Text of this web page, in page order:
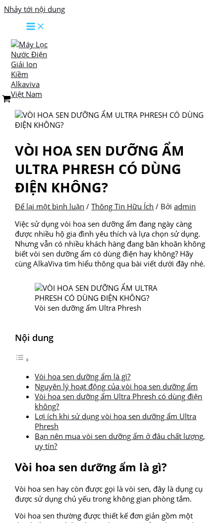
Nhảy tới nội dung
VÒI HOA SEN DƯỠNG ẨM
ULTRA PHRESH CÓ DÙNG
ĐIỆN KHÔNG?
Để lại một bình luận /Thông Tin Hữu Ích / Bởiadmin
Việc sử dụng vòi hoa sen dưỡng ẩm đang ngày càng
được nhiều hộ gia đình yêu thích và lựa chọn sử dụng.
Nhưng vẫn có nhiều khách hàng đang băn khoăn không
biết vòi sen dưỡng ẩm có dùng điện hay không? Hãy
cùng AlkaViva tìm hiểu thông qua bài viết dưới đây nhé.
Vòi sen dưỡng ẩm Ultra Phresh
Nội dung
Vòi hoa sen dưỡng ẩm là gì?
Nguyên lý hoạt động của vòi hoa sen dưỡng ẩm
Vòi hoa sen dưỡng ẩm Ultra Phresh có dùng điện
không?
Lợi ích khi sử dụng vòi hoa sen dưỡng ẩm Ultra
Phresh
Bạn nên mua vòi sen dưỡng ẩm ở đâu chất lượng,
uy tín?
Vòi hoa sen dưỡng ẩm là gì?
Vòi hoa sen hay còn được gọi là vòi sen, đây là dụng cụ
được sử dụng chủ yếu trong không gian phòng tắm.
Vòi hoa sen thường được thiết kế đơn giản gồm một